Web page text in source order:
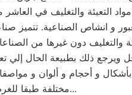
التعبئة والتغليف في العاشر
و انشاص الصناعية. تتميز
والتغليف دون غيرها من
ويرجع ذلك بطبيعة الحال إلي
بأشكال و أحجام و ألوان و
مختلفة طبقا للغرض...